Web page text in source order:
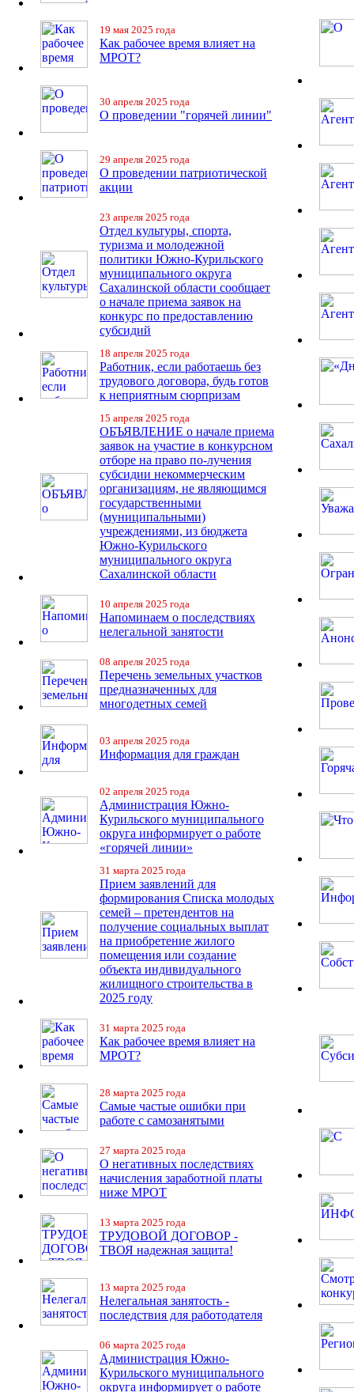
19 мая 2025 года
Как рабочее время влияет на
МРОТ?
30 апреля 2025 года
О проведении "горячей линии"
29 апреля 2025 года
О проведении патриотической
акции
23 апреля 2025 года
Отдел культуры, спорта,
туризма и молодежной
политики Южно-Курильского
муниципального округа
Сахалинской области сообщает
о начале приема заявок на
конкурс по предоставлению
субсидий
18 апреля 2025 года
Работник, если работаешь без
трудового договора, будь готов
к неприятным сюрпризам
15 апреля 2025 года
ОБЪЯВЛЕНИЕ о начале приема
заявок на участие в конкурсном
отборе на право по-лучения
субсидии некоммерческим
организациям, не являющимся
государственными
(муниципальными)
учреждениями, из бюджета
Южно-Курильского
муниципального округа
Сахалинской области
10 апреля 2025 года
Напоминаем о последствиях
нелегальной занятости
08 апреля 2025 года
Перечень земельных участков
предназначенных для
многодетных семей
03 апреля 2025 года
Информация для граждан
02 апреля 2025 года
Администрация Южно-
Курильского муниципального
округа информирует о работе
«горячей линии»
31 марта 2025 года
Прием заявлений для
формирования Списка молодых
семей – претендентов на
получение социальных выплат
на приобретение жилого
помещения или создание
объекта индивидуального
жилищного строительства в
2025 году
31 марта 2025 года
Как рабочее время влияет на
МРОТ?
28 марта 2025 года
Самые частые ошибки при
работе с самозанятыми
27 марта 2025 года
О негативных последствиях
начисления заработной платы
ниже МРОТ
13 марта 2025 года
ТРУДОВОЙ ДОГОВОР -
ТВОЯ надежная защита!
13 марта 2025 года
Нелегальная занятость -
последствия для работодателя
06 марта 2025 года
Администрация Южно-
Курильского муниципального
округа информирует о работе